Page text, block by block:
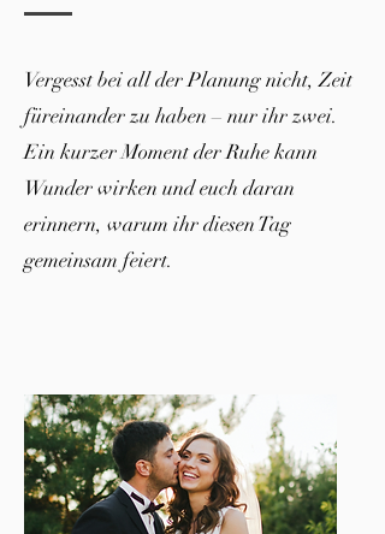
Vergesst bei all der Planung nicht, Zeit
füreinander zu haben – nur ihr zwei.
Ein kurzer Moment der Ruhe kann
Wunder wirken und euch daran
erinnern, warum ihr diesen Tag
gemeinsam feiert.